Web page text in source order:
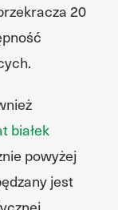
20
białek
powyżej
jest